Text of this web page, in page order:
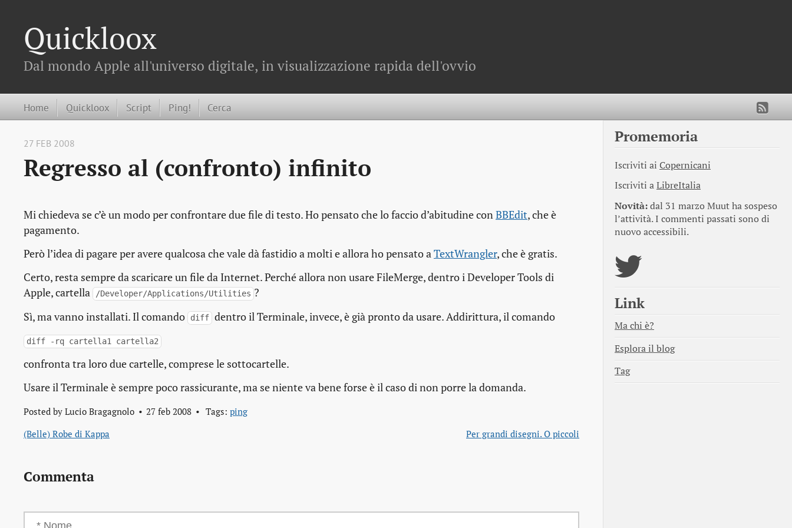
Quickloox
Dal mondo Apple all'universo digitale, in visualizzazione rapida dell'ovvio
Home Quickloox Script Ping! Cerca
27 FEB 2008
Regresso al (confronto) infinito
Mi chiedeva se c’è un modo per confrontare due file di testo. Ho pensato che lo faccio d’abitudine conBBEdit, che è
pagamento.
Però l’idea di pagare per avere qualcosa che vale dà fastidio a molti e allora ho pensato aTextWrangler, che è gratis.
Certo, resta sempre da scaricare un file da Internet. Perché allora non usare FileMerge, dentro i Developer Tools di
Apple, cartella
/Developer/Applications/Utilities ?
Sì, ma vanno installati. Il comando
diff dentro il Terminale, invece, è già pronto da usare. Addirittura, il comando
diff -rq cartella1 cartella2
confronta tra loro due cartelle, comprese le sottocartelle.
Usare il Terminale è sempre poco rassicurante, ma se niente va bene forse è il caso di non porre la domanda.
Posted by Lucio Bragagnolo 27 feb 2008 Tags: ping
(Belle) Robe di Kappa
Per grandi disegni. O piccoli
Commenta
Promemoria
Iscriviti ai Copernicani
Iscriviti aLibreItalia
Novità:dal 31 marzo Muut ha sospeso
l’attività. I commenti passati sono di
nuovo accessibili.
Link
Ma chi è?
Esplora il blog
Tag